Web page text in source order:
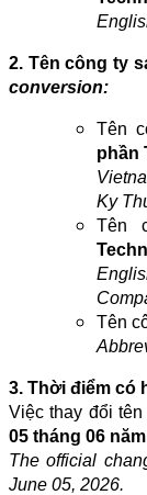
2. Tên công ty
conversion:
Tên
phần
Ky
Tên
Tên
3. Thời điểm có
Việc thay đổi
05 tháng 06
The official
June 05, 2026.